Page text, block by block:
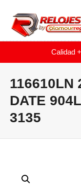
Calidad
116610LN
DATE
3135